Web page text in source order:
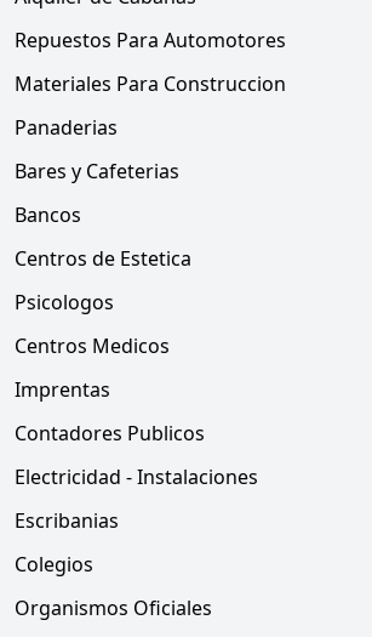
Repuestos Para Automotores
Materiales Para Construccion
Panaderias
Bares y Cafeterias
Bancos
Centros de Estetica
Psicologos
Centros Medicos
Imprentas
Contadores Publicos
Electricidad - Instalaciones
Escribanias
Colegios
Organismos Oficiales